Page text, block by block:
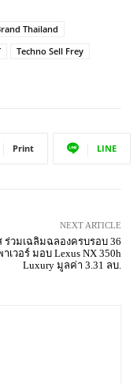
Thailand
Techno Sell Frey
Print LINE
NEXT ARTICLE
ร่วมเฉลิมฉลองครบรอบ 36
าเวอร์ มอบ Lexus NX 350h
Luxury มูลค่า 3.31 ลบ.